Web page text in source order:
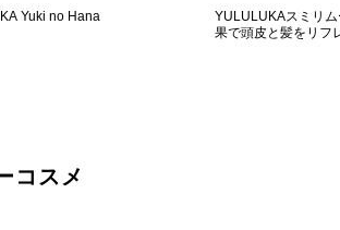
Yuki no Hana
YULULUKAスミリ
果で頭皮と髪をリフ
コスメ